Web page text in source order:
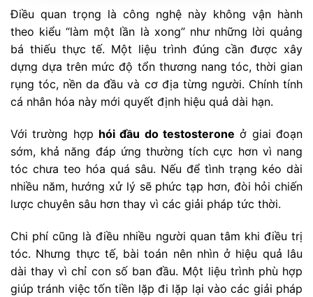
Điều quan trọng là công nghệ này không vận hành
theo kiểu “làm một lần là xong” như những lời quảng
bá thiếu thực tế. Một liệu trình đúng cần được xây
dựng dựa trên mức độ tổn thương nang tóc, thời gian
rụng tóc, nền da đầu và cơ địa từng người. Chính tính
cá nhân hóa này mới quyết định hiệu quả dài hạn.
Với trường hợp hói đầu do testosterone ở giai đoạn
sớm, khả năng đáp ứng thường tích cực hơn vì nang
tóc chưa teo hóa quá sâu. Nếu để tình trạng kéo dài
nhiều năm, hướng xử lý sẽ phức tạp hơn, đòi hỏi chiến
lược chuyên sâu hơn thay vì các giải pháp tức thời.
Chi phí cũng là điều nhiều người quan tâm khi điều trị
tóc. Nhưng thực tế, bài toán nên nhìn ở hiệu quả lâu
dài thay vì chỉ con số ban đầu. Một liệu trình phù hợp
giúp tránh việc tốn tiền lặp đi lặp lại vào các giải pháp